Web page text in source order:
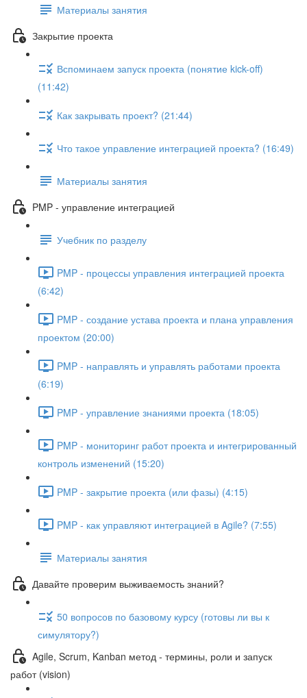
Материалы занятия
Закрытие проекта
Вспоминаем запуск проекта (понятие kick-off)
(11:42)
Как закрывать проект? (21:44)
Что такое управление интеграцией проекта? (16:49)
Материалы занятия
PMP - управление интеграцией
Учебник по разделу
PMP - процессы управления интеграцией проекта
(6:42)
PMP - создание устава проекта и плана управления
проектом (20:00)
PMP - направлять и управлять работами проекта
(6:19)
PMP - управление знаниями проекта (18:05)
PMP - мониторинг работ проекта и интегрированный
контроль изменений (15:20)
PMP - закрытие проекта (или фазы) (4:15)
PMP - как управляют интеграцией в Agile? (7:55)
Материалы занятия
Давайте проверим выживаемость знаний?
50 вопросов по базовому курсу (готовы ли вы к
симулятору?)
Agile, Scrum, Kanban метод - термины, роли и запуск
работ (vision)